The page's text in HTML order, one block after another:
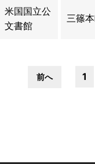
米国国立公
文書館
三篠
前へ 1